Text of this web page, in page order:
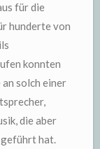
für die
hunderte von
konnten
solch einer
die aber
hat.